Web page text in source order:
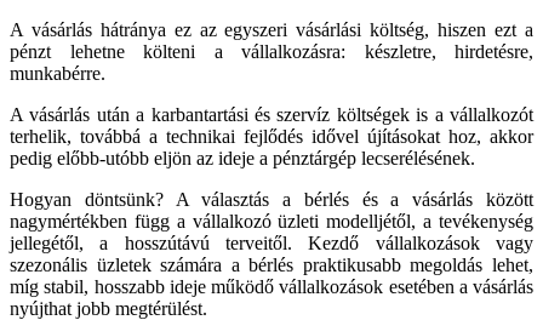
A vásárlás hátránya ez az egyszeri vásárlási költség, hiszen ezt a
pénzt lehetne költeni a vállalkozásra: készletre, hirdetésre,
munkabérre.
A vásárlás után a karbantartási és szervíz költségek is a vállalkozót
terhelik, továbbá a technikai fejlődés idővel újításokat hoz, akkor
pedig előbb-utóbb eljön az ideje a pénztárgép lecserélésének.
Hogyan döntsünk? A választás a bérlés és a vásárlás között
nagymértékben függ a vállalkozó üzleti modelljétől, a tevékenység
jellegétől, a hosszútávú terveitől. Kezdő vállalkozások vagy
szezonális üzletek számára a bérlés praktikusabb megoldás lehet,
míg stabil, hosszabb ideje működő vállalkozások esetében a vásárlás
nyújthat jobb megtérülést.